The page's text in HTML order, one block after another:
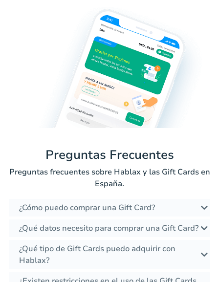
Preguntas Frecuentes
Preguntas frecuentes sobre Hablax y las Gift Cards en
España.
¿Cómo puedo comprar una Gift Card?
¿Qué datos necesito para comprar una Gift Card?
¿Qué tipo de Gift Cards puedo adquirir con
Hablax?